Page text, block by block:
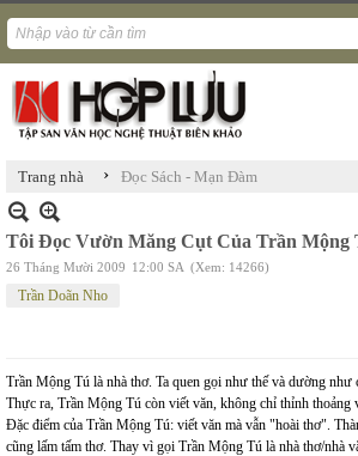
Trang nhà › Đọc Sách - Mạn Đàm
Tôi Đọc Vườn Măng Cụt Của Trần Mộng
26 Tháng Mười 2009 12:00 SA (Xem: 14266)
Trần Doãn Nho
Trần Mộng Tú là nhà thơ. Ta quen gọi như thế và dường như
Thực ra, Trần Mộng Tú còn viết văn, không chỉ thỉnh thoảng
Đặc điểm của Trần Mộng Tú: viết văn mà vẫn "hoài thơ".
cũng lấm tấm thơ. Thay vì gọi Trần Mộng Tú là nhà thơ/nhà